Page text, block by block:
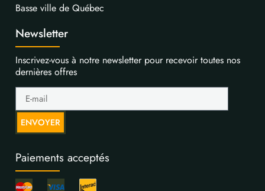
Basse ville de Québec
Newsletter
Inscrivez-vous à notre newsletter pour recevoir toutes nos
dernières offres
ENVOYER
Paiements acceptés